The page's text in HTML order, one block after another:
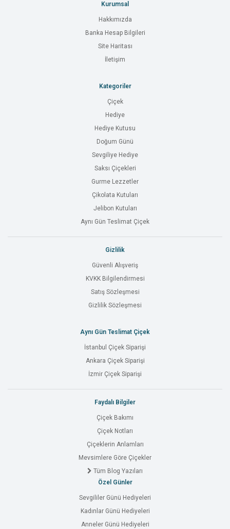
Kurumsal
Hakkımızda
Banka Hesap Bilgileri
Site Haritası
İletişim
Kategoriler
Çiçek
Hediye
Hediye Kutusu
Doğum Günü
Sevgiliye Hediye
Saksı Çiçekleri
Gurme Lezzetler
Çikolata Kutuları
Jelibon Kutuları
Aynı Gün Teslimat Çiçek
Gizlilik
Güvenli Alışveriş
KVKK Bilgilendirmesi
Satış Sözleşmesi
Gizlilik Sözleşmesi
Aynı Gün Teslimat Çiçek
İstanbul Çiçek Siparişi
Ankara Çiçek Siparişi
İzmir Çiçek Siparişi
Faydalı Bilgiler
Çiçek Bakımı
Çiçek Notları
Çiçeklerin Anlamları
Mevsimlere Göre Çiçekler
Tüm Blog Yazıları
Özel Günler
Sevgililer Günü Hediyeleri
Kadınlar Günü Hediyeleri
Anneler Günü Hediyeleri